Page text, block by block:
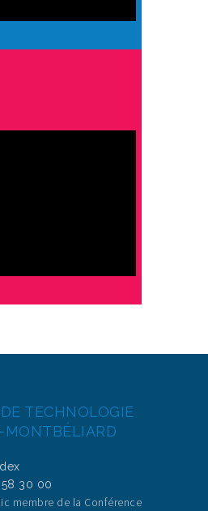
TECHNOLOGIE
MONTBÉLIARD
58 30 00
membre de la Conférence